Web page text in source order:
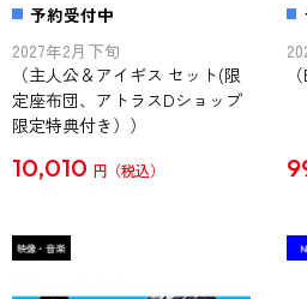
予約受付中
2027年2月下旬
（主人公＆アイギス セット(限
定座布団、アトラスDショップ
限定特典付き））
10,010 円